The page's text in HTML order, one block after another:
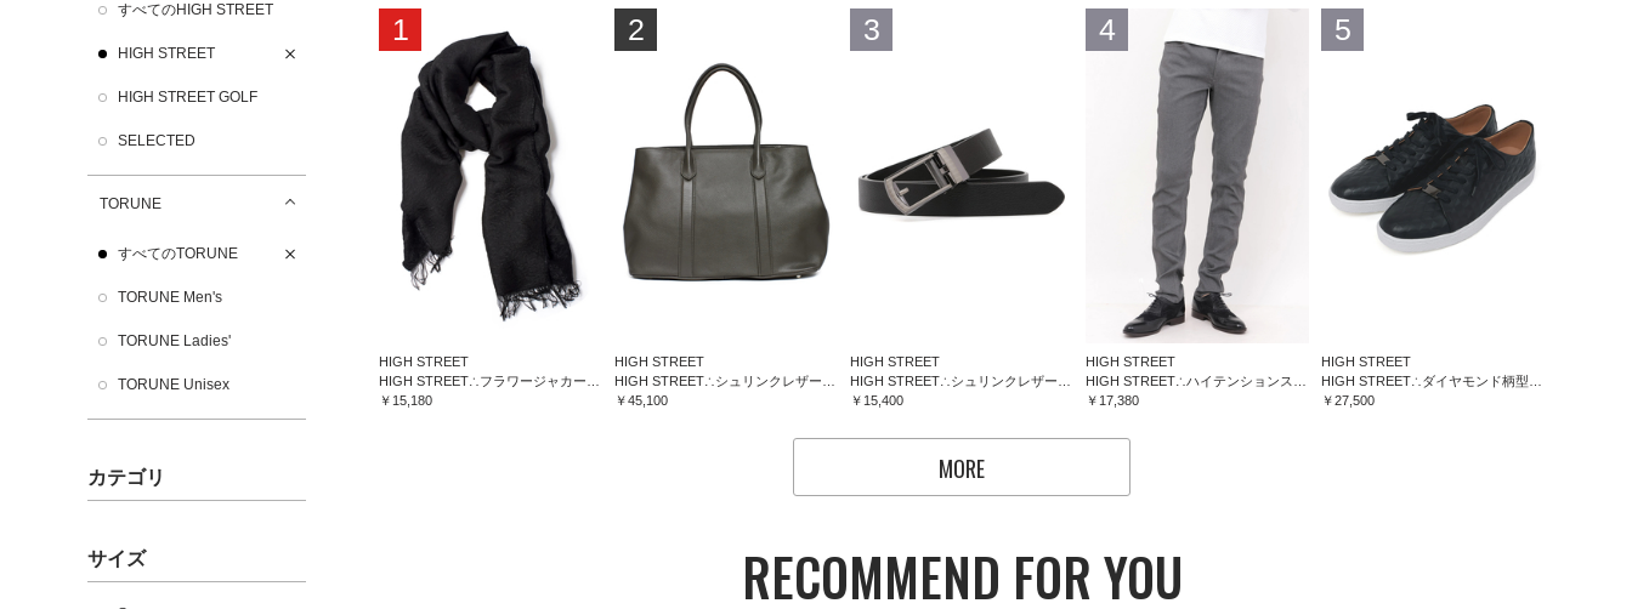
すべてのHIGH STREET
HIGH STREET
HIGH STREET GOLF
SELECTED
TORUNE
すべてのTORUNE
TORUNE Men's
TORUNE Ladies'
TORUNE Unisex
カテゴリ
サイズ
1
HIGH STREET
￥15,180
2
HIGH STREET
￥45,100
3
HIGH STREET
￥15,400
4
HIGH STREET
￥17,380
5
HIGH STREET
￥27,500
MORE
RECOMMEND FOR YOU